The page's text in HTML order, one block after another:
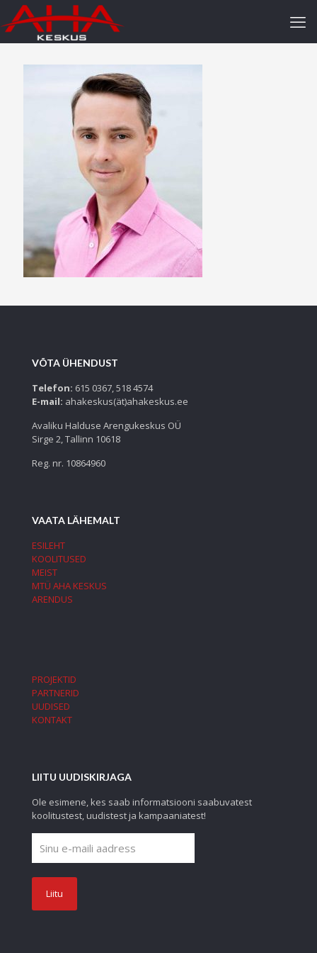
VÕTA ÜHENDUST
Telefon: 615 0367, 518 4574
E-mail: ahakeskus(ät)ahakeskus.ee
Avaliku Halduse Arengukeskus OÜ
Sirge 2, Tallinn 10618
Reg. nr. 10864960
VAATA LÄHEMALT
ESILEHT
KOOLITUSED
MEIST
MTÜ AHA KESKUS
ARENDUS
PROJEKTID
PARTNERID
UUDISED
KONTAKT
LIITU UUDISKIRJAGA
Ole esimene, kes saab informatsiooni saabuvatest
koolitustest, uudistest ja kampaaniatest!